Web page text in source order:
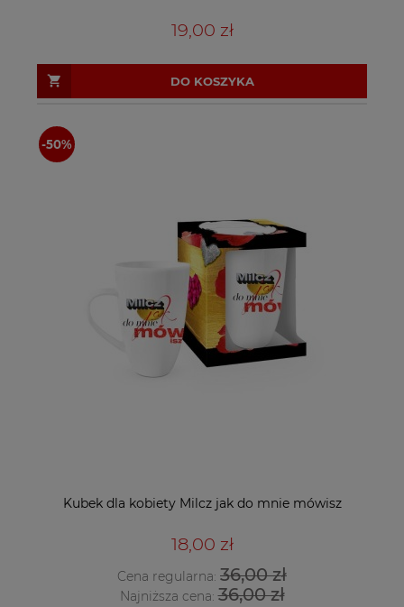
19,00 zł
DO KOSZYKA
Kubek dla kobiety Milcz jak do mnie mówisz
18,00 zł
Cena regularna: 36,00 zł
Najniższa cena:36,00 zł